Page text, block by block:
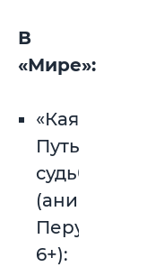
В
«Мире»:
«Каяра.
Путь
судьбы»
(анимация,
Перу,
6+):